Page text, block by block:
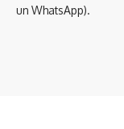
un WhatsApp).